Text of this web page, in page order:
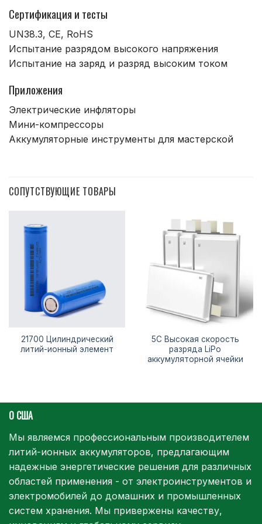
Сертификация и тесты
UN38.3, CE, RoHS
Испытание разрядом высокого напряжения
Испытание на заряд и разряд высоким током
Приложения
Электрические инфляторы
Мини-компрессоры
Аккумуляторные инструменты для мастерской
СОПУТСТВУЮЩИЕ ТОВАРЫ
21700 Цилиндрический
литий-ионный элемент
5C Высокая скорость
разряда LiPo
аккумуляторной ячейки
О США
Мы являемся профессиональным производителем
литий-ионных аккумуляторов, предлагающим
надежные энергетические решения для различных
областей применения - от электроинструментов и
электромобилей до домашних и промышленных
систем хранения. Мы привержены качеству,